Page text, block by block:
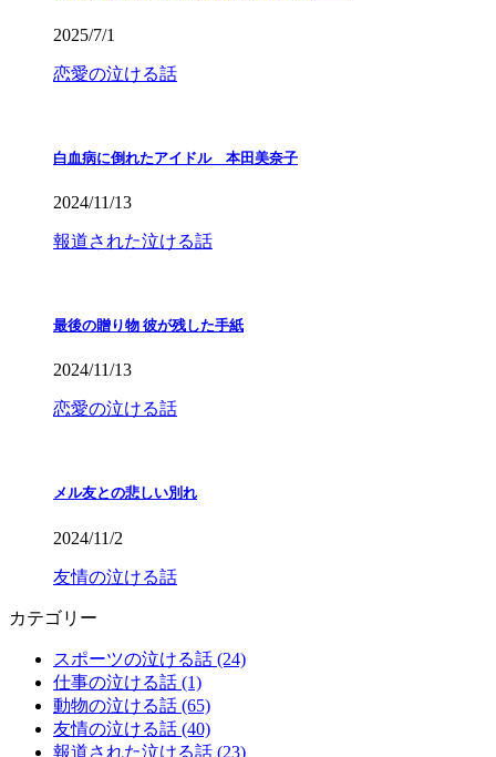
2025/7/1
恋愛の泣ける話
白血病に倒れたアイドル 本田美奈子
2024/11/13
報道された泣ける話
最後の贈り物 彼が残した手紙
2024/11/13
恋愛の泣ける話
メル友との悲しい別れ
2024/11/2
友情の泣ける話
カテゴリー
スポーツの泣ける話 (24)
仕事の泣ける話 (1)
動物の泣ける話 (65)
友情の泣ける話 (40)
報道された泣ける話 (23)